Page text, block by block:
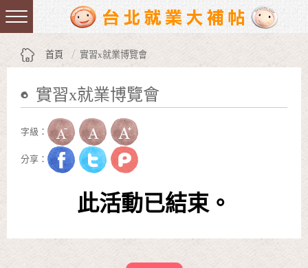
跳到主要內容區塊
:::
首頁 實習x就業博覽會
實習x就業博覽會
字級：
分享：